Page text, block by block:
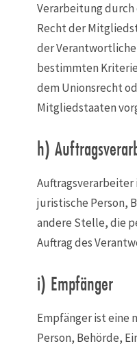
Verarbeitung durch
Recht der
der
bestimmten
dem Unionsrecht
Mitgliedstaaten
h)
juristische Person,
andere Stelle, die
Auftrag des
i) Empfänger
Empfänger ist eine
Person, Behörde,